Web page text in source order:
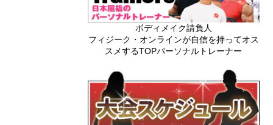
ボディメイク請負人
フィジーク・オンラインが自信を持ってオス
スメするTOPパーソナルトレーナー